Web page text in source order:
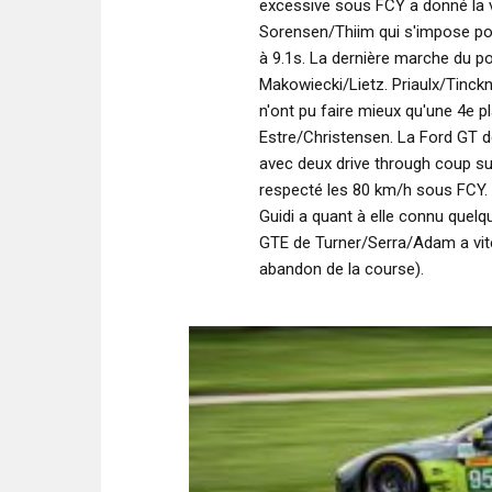
excessive sous FCY a donné
Sorensen/Thiim qui s'impose
à 9.1s. La dernière marche du
Makowiecki/Lietz. Priaulx/
n'ont pu faire mieux qu'une 4e
Estre/Christensen. La Ford GT
avec deux drive through coup
respecté les 80 km/h sous
Guidi a quant à elle connu
GTE de Turner/Serra/Adam a
abandon de la course).